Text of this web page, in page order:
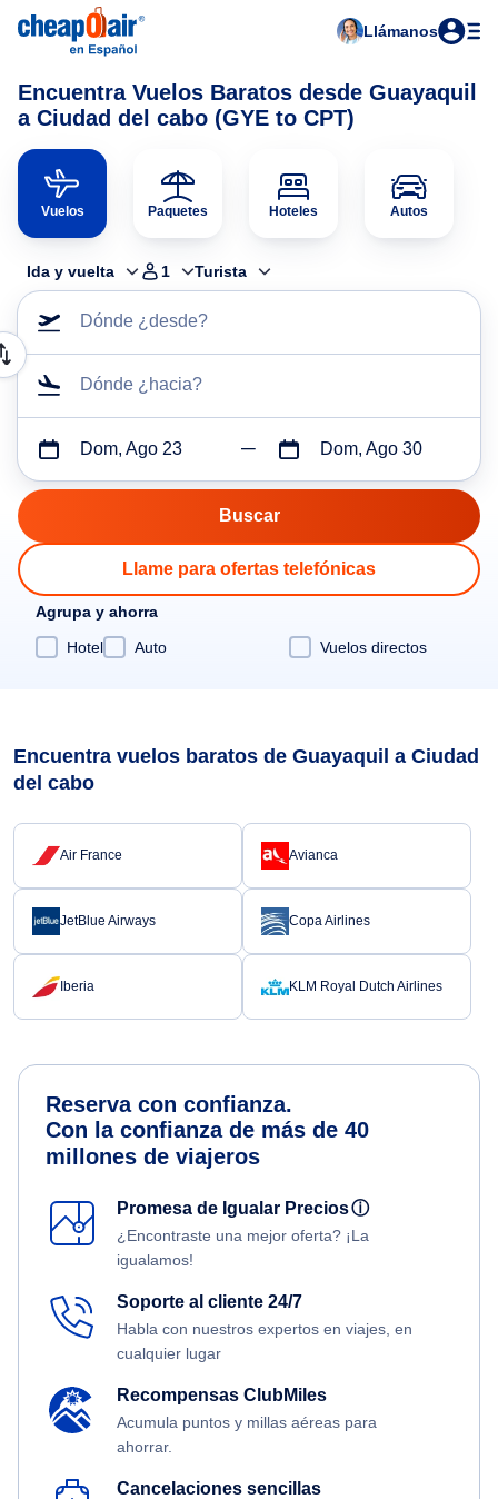
Llámanos
Encuentra Vuelos Baratos desde Guayaquil
a Ciudad del cabo (GYE to CPT)
Vuelos Paquetes Hoteles Autos
Ida y vuelta 1 Turista
Dónde ¿desde?
Dónde ¿hacia?
Dom, Ago 23 Dom, Ago 30
Llame para ofertas telefónicas
Agrupa y ahorra
Hotel
Auto Vuelos directos
Encuentra vuelos baratos de Guayaquil a Ciudad
del cabo
Air France Avianca
JetBlue Airways Copa Airlines
Iberia KLM Royal Dutch Airlines
Reserva con confianza.
Con la confianza de más de 40
millones de viajeros
Promesa de Igualar Preciosⓘ
¿Encontraste una mejor oferta? ¡La
igualamos!
Soporte al cliente 24/7
Habla con nuestros expertos en viajes, en
cualquier lugar
Recompensas ClubMiles
Acumula puntos y millas aéreas para
ahorrar.
Cancelaciones sencillas